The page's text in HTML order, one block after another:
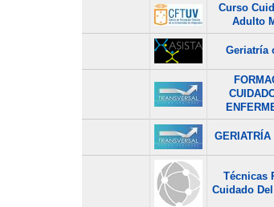
Curso
Adulto
Geriatría
Técnicas
Cuidado